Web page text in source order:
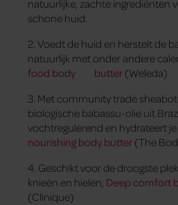
natuurlijke, zachte ingrediënten
schone huid.
2. Voedt de huid en herstelt de
natuurlijk met onder andere
food body butter (Weleda)
3. Met community trade
biologische babassu-olie uit
vochtregulerend en hydrateert
nourishing body butter (The
4. Geschikt voor de droogste
knieën en hielen, Deep comfort
(Clinique)